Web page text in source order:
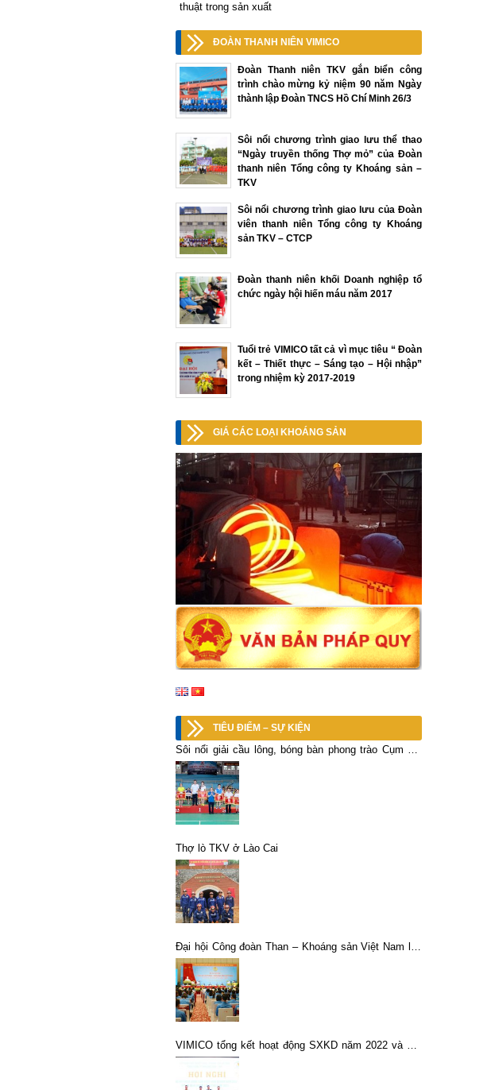
thuật trong sản xuất
ĐOÀN THANH NIÊN VIMICO
Đoàn Thanh niên TKV gắn biển công
trình chào mừng kỷ niệm 90 năm Ngày
thành lập Đoàn TNCS Hồ Chí Minh 26/3
Sôi nổi chương trình giao lưu thể thao
“Ngày truyền thống Thợ mỏ” của Đoàn
thanh niên Tổng công ty Khoáng sản –
TKV
Sôi nổi chương trình giao lưu của Đoàn
viên thanh niên Tổng công ty Khoáng
sản TKV – CTCP
Đoàn thanh niên khối Doanh nghiệp tổ
chức ngày hội hiến máu năm 2017
Tuổi trẻ VIMICO tất cả vì mục tiêu “ Đoàn
kết – Thiết thực – Sáng tạo – Hội nhập”
trong nhiệm kỳ 2017-2019
GIÁ CÁC LOẠI KHOÁNG SẢN
TIÊU ĐIỂM – SỰ KIỆN
Sôi nổi giải cầu lông, bóng bàn phong trào Cụm Thi
đua VHTT các đơn vị vùng Hà Nội và ngoài Quảng
Ninh năm 2019
Thợ lò TKV ở Lào Cai
Đại hội Công đoàn Than – Khoáng sản Việt Nam lần
thứ VI, nhiệm kỳ 2023-2028 thành công tốt đẹp.
VIMICO tổng kết hoạt động SXKD năm 2022 và Hội
nghị Người lao động năm 2023